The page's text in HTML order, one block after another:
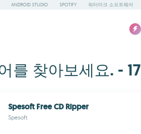
ANDROID STUDIO SPOTIFY 워터마크 소프트웨어
를 찾아보세요. - 17
Spesoft Free CD Ripper
Spesoft